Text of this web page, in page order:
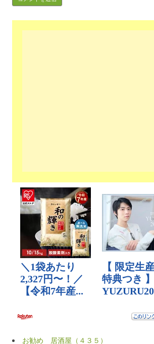
お勧め 居酒屋（４３５）